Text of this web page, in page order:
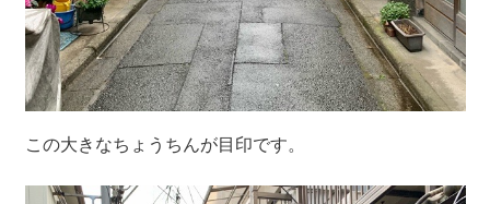
この大きなちょうちんが目印です。